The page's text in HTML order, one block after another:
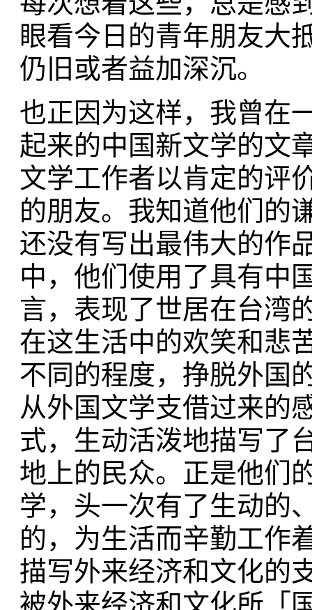
眼看今日的青年朋友大
仍旧或者益加深沉。
也正因为这样，我曾在
起来的中国新文学的文
文学工作者以肯定的评
的朋友。我知道他们的
还没有写出最伟大的作
中，他们使用了具有中
言，表现了世居在台湾
在这生活中的欢笑和悲
不同的程度，挣脱外国
从外国文学支借过来的
式，生动活泼地描写了
地上的民众。正是他们
学，头一次有了生动的
的，为生活而辛勤工作
描写外来经济和文化的